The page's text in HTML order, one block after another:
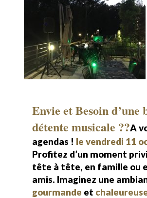
Envie et Besoin d’une
détente musicale ??A
agendas ! le vendredi 11
Profitez d’un moment
tête à tête, en famille ou
amis. Imaginez une
gourmande et